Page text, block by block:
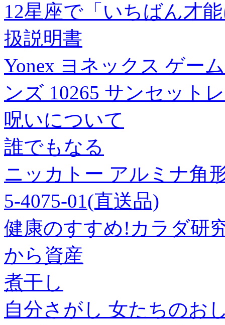
12星座で「いちばん才
扱説明書
Yonex ヨネックス ゲー
ンズ 10265 サンセット
呪いについて
誰でもなる
ニッカトー アルミナ角
5-4075-01(直送品)
健康のすすめ!カラダ研
から資産
煮干し
自分さがし 女たちのお